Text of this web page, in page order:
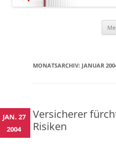
MONATSARCHIV: JANUAR
Versicherer
Risiken
JAN. 27
2004